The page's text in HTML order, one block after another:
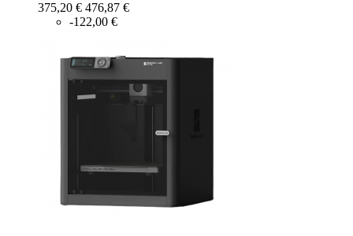
375,20 € 476,87 €
-122,00 €